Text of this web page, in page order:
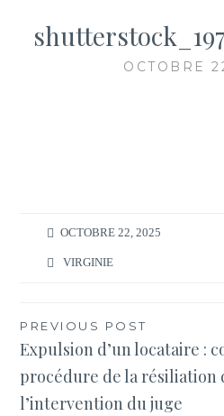
OCTOBRE
OCTOBRE 22, 2025
VIRGINIE
Navigation
de
l’article
PREVIOUS POST
Expulsion d’un locataire :
procédure de la résiliation
l’intervention du juge